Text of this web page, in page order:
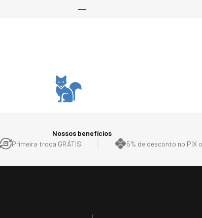
Nossos benefícios
Primeira troca GRÁTIS 5% de desconto no PIX